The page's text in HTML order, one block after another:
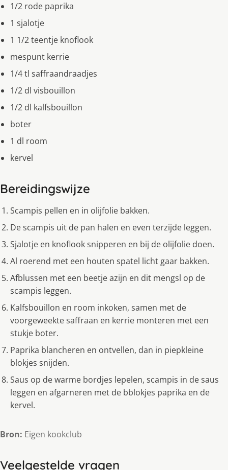
1/2 rode paprika
1 sjalotje
1 1/2 teentje knoflook
mespunt kerrie
1/4 tl saffraandraadjes
1/2 dl visbouillon
1/2 dl kalfsbouillon
boter
1 dl room
kervel
Bereidingswijze
Scampis pellen en in olijfolie bakken.
De scampis uit de pan halen en even terzijde leggen.
Sjalotje en knoflook snipperen en bij de olijfolie doen.
Al roerend met een houten spatel licht gaar bakken.
Afblussen met een beetje azijn en dit mengsl op de
scampis leggen.
Kalfsbouillon en room inkoken, samen met de
voorgeweekte saffraan en kerrie monteren met een
stukje boter.
Paprika blancheren en ontvellen, dan in piepkleine
blokjes snijden.
Saus op de warme bordjes lepelen, scampis in de saus
leggen en afgarneren met de bblokjes paprika en de
kervel.
Bron: Eigen kookclub
Veelgestelde vragen